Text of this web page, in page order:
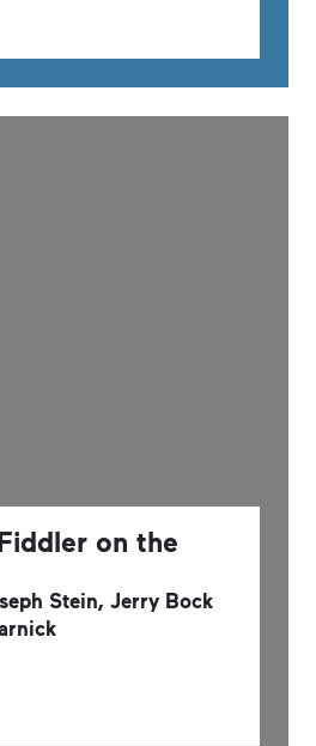
on the
Stein, Jerry Bock